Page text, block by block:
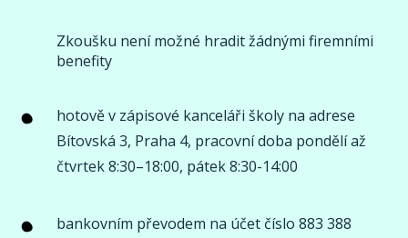
Zkoušku není možné hradit žádnými firemními
benefity
hotově v zápisové kanceláři školy na adrese
Bítovská 3, Praha 4, pracovní doba pondělí až
čtvrtek 8:30–18:00, pátek 8:30-14:00
bankovním převodem na účet číslo 883 388